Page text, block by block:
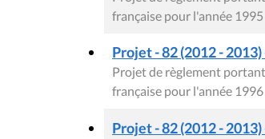
française pour l'année 1995
Projet - 82 (2012 - 2013)
Projet de règlement
française pour l'année 1996
Projet - 82 (2012 - 2013)